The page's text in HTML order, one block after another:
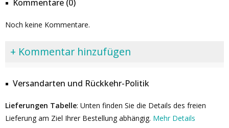
Kommentare (0)
Noch keine Kommentare.
+ Kommentar hinzufügen
Versandarten und Rückkehr-Politik
Lieferungen Tabelle: Unten finden Sie die Details des freien
Lieferung am Ziel Ihrer Bestellung abhängig. Mehr Details